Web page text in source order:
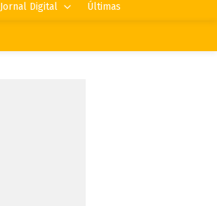
Jornal Digital Últimas